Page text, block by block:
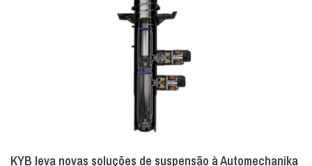
KYB leva novas soluções de suspensão à Automechanika